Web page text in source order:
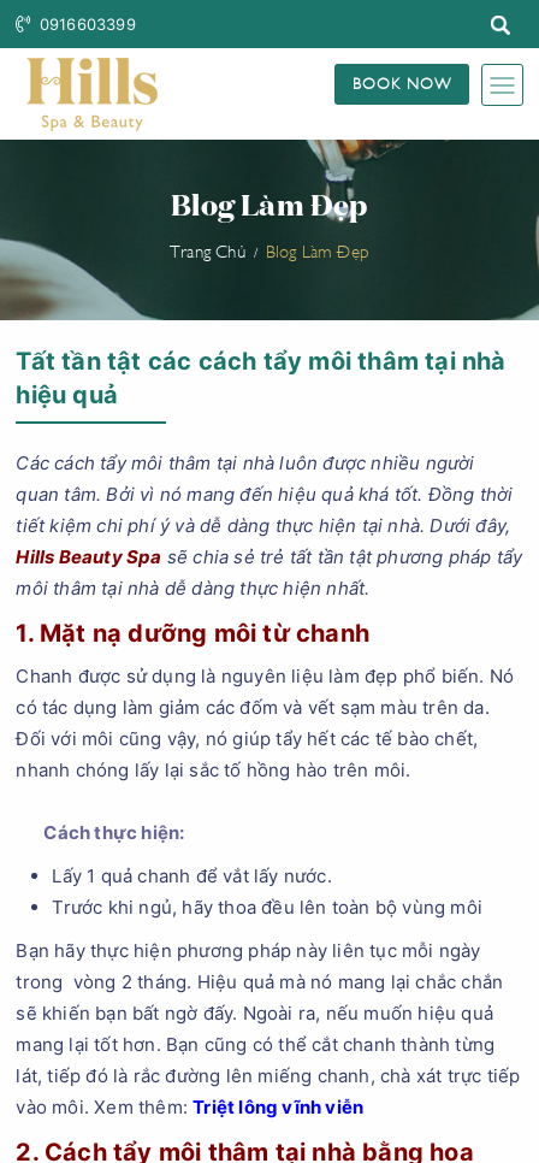
0916603399
BOOK NOW
Blog Làm Đẹp
Trang Chủ Blog Làm Đẹp
Tất tần tật các cách tẩy môi thâm tại nhà
hiệu quả
Các cách tẩy môi thâm tại nhà luôn được nhiều người
quan tâm. Bởi vì nó mang đến hiệu quả khá tốt. Đồng thời
tiết kiệm chi phí ý và dễ dàng thực hiện tại nhà. Dưới đây,
Hills Beauty Spa sẽ chia sẻ trẻ tất tần tật phương pháp tẩy
môi thâm tại nhà dễ dàng thực hiện nhất.
1. Mặt nạ dưỡng môi từ chanh
Chanh được sử dụng là nguyên liệu làm đẹp phổ biến. Nó
có tác dụng làm giảm các đốm và vết sạm màu trên da.
Đối với môi cũng vậy, nó giúp tẩy hết các tế bào chết,
nhanh chóng lấy lại sắc tố hồng hào trên môi.
Cách thực hiện:
Lấy 1 quả chanh để vắt lấy nước.
Trước khi ngủ, hãy thoa đều lên toàn bộ vùng môi
Bạn hãy thực hiện phương pháp này liên tục mỗi ngày
trong vòng 2 tháng. Hiệu quả mà nó mang lại chắc chắn
sẽ khiến bạn bất ngờ đấy. Ngoài ra, nếu muốn hiệu quả
mang lại tốt hơn. Bạn cũng có thể cắt chanh thành từng
lát, tiếp đó là rắc đường lên miếng chanh, chà xát trực tiếp
vào môi. Xem thêm:Triệt lông vĩnh viễn
2. Cách tẩy môi thâm tại nhà bằng hoa